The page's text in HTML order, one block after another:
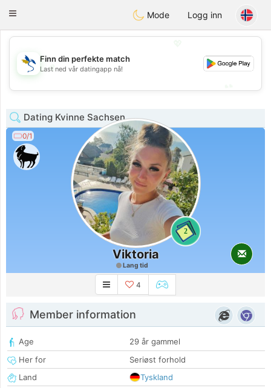
SvenskaDating
Toggle
Mode Logg inn
💖
💕
Finn din perfekte match
Last ned vår datingapp nå!
Dating Kvinne Sachsen
0/1
2
Viktoria
Lang tid
4
Member information
Age
29 år gammel
Her for
Seriøst forhold
Land
Tyskland